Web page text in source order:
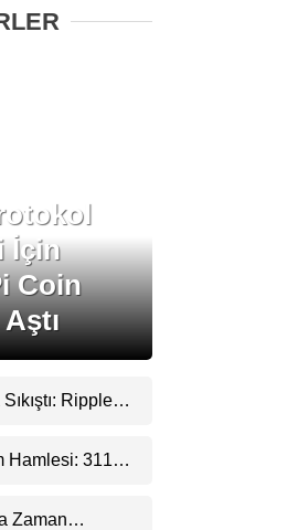
Memecoin Haberleri
TikTok
Pinterest
İçin
Coin
Ripple
Hamlesi: 311
Zaman